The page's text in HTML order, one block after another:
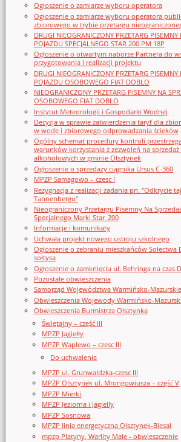
Ogłoszenie o zamiarze wyboru operatora
Ogłoszenie o zamiarze wyboru operatora
zbiorowego w trybie przetargu
DRUGI NIEOGRANICZONY PRZETARG PISEMNY
POJAZDU SPECJALNEGO STAR 200 PM 18P
Ogłoszenie o otwartym naborze Partnera do
przygotowania i realizacji projektu
DRUGI NIEOGRANICZONY PRZETARG PISEMNY
POJAZDU OSOBOWEGO FIAT DOBLO
NIEOGRANICZONY PRZETARG PISEMNY NA
OSOBOWEGO FIAT DOBLO
Instytut Meteorologii i Gospodarki Wodnej
Decyzja w sprawie zatwierdzenia taryf dla
w wodę i zbiorowego odprowadzania ścieków
Ogólny schemat procedury kontroli
warunków korzystania z zezwoleń na
alkoholowych w gminie Olsztynek
Ogłoszenie o sprzedaży ciągnika Ursus C-360
MPZP Samagowo – czesc I
Rezygnacja z realizacji zadania pn. "Odkrycie
Tannenbergu"
Nieograniczony Przetargu Pisemny Na
Specjalnego Marki Star_200
Informacje i komunikaty
Uchwała projekt nowego ustroju szkolnego
Ogłoszenie o zebraniu mieszkańców
sołtysa
Ogłoszenie o zamknięciu ul. Behringa na czas
Pozostałe obwieszczenia
Samorząd Województwa Warmińsko-
Obwieszczenia Wojewody Warmińsko-
Obwieszczenia Burmistrza Olsztynka
Świętajny – część III
MPZP Jagiełły
MPZP Waplewo – czesc III
Do uchwalenia
MPZP ul. Grunwaldzka-czesc III
MPZP Olsztynek ul. Mrongowiusza – część V
MPZP Mierki
MPZP Jeziorna i Jagielly
MPZP Sosnowa
MPZP linia energetyczna Olsztynek-Biesal
mpzp Platyny, Warlity Małe - obwieszczenie